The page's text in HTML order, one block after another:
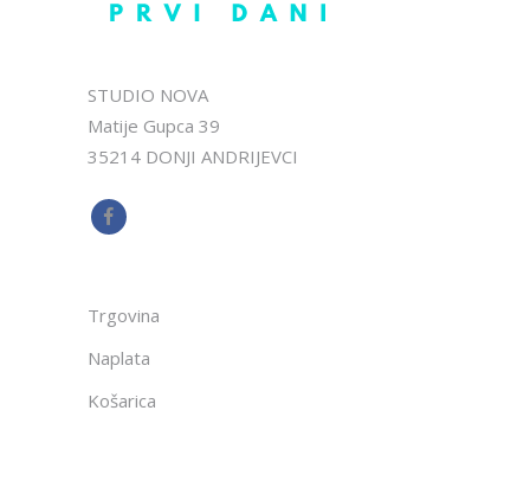
STUDIO NOVA
Matije Gupca 39
35214 DONJI ANDRIJEVCI
Trgovina
Naplata
Košarica